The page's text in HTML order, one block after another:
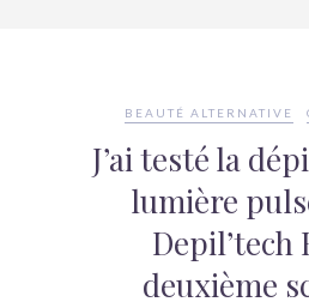
BEAUTÉ ALTERNATIVE
J’ai testé la
lumière
Depil’tech
deuxième